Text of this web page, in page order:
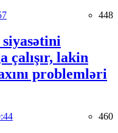
448
çalışır, lakin
problemləri
460